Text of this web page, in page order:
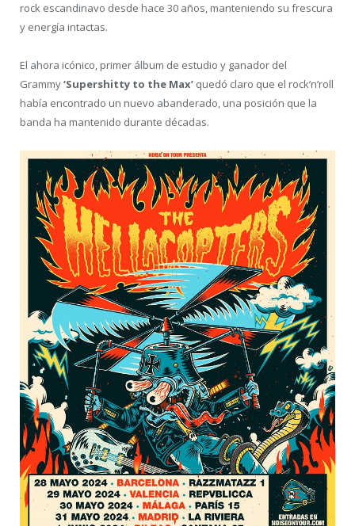
rock escandinavo desde hace 30 años, manteniendo su frescura
y energía intactas.
El ahora icónico, primer álbum de estudio y ganador del
Grammy‘Supershitty to the Max’ quedó claro que el rock’n’roll
había encontrado un nuevo abanderado, una posición que la
banda ha mantenido durante décadas.